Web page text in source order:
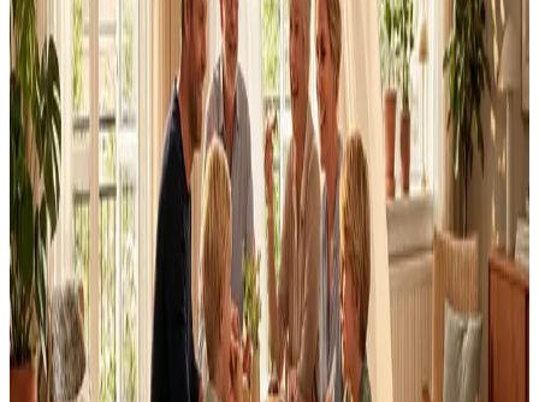
Fast pris uden overraskelser